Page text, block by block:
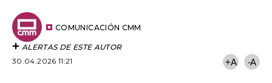
COMUNICACIÓN CMM
ALERTAS DE ESTE AUTOR
30.04.2026 11:21
+A -A